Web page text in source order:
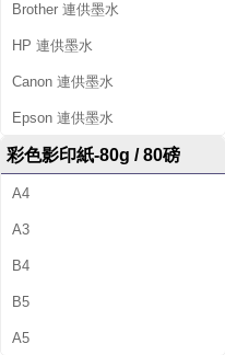
Brother 連供墨水
HP 連供墨水
Canon 連供墨水
Epson 連供墨水
彩色影印紙-80g / 80磅
A4
A3
B4
B5
A5